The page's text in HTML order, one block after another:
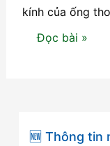
kính của ống
Đường
cầu
Đọc bài »
🆕 Thông tin